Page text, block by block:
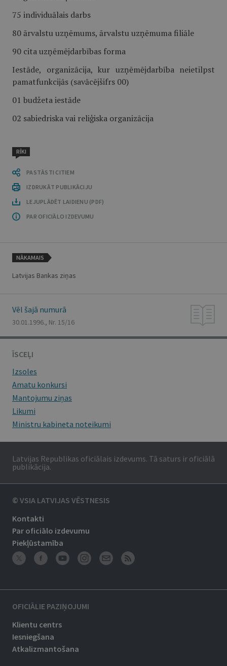
75 individuālais darbs
80 ārvalstu uzņēmums, ārvalstu uzņēmuma filiāle
90 cita uzņēmējdarbības forma
Iestāde, organizācija, kur uzņēmējdarbība neietilpst
pamatfunkcijās (savācējšifrs 00)
01 budžeta iestāde
02 sabiedriska vai reliģiska organizācija
RĪKI
PASTĀSTI CITIEM
IZDRUKĀT PUBLIKĀCIJU
LEJUPLĀDĒT LAIDIENU (PDF)
PAR OFICIĀLO IZDEVUMU
NĀKAMAIS
Latvijas Bankas ziņas
Vēl šajā numurā
30.01.1996., Nr. 15/16
ĪSCEĻI
Izsoles
Amatu konkursi
Mantojumu ziņas
Likumi
Ministru kabineta noteikumi
Latvijas Republikas oficiālais izdevums. Tā saturs ir oficiālā
publikācija.
© VSIA LATVIJAS VĒSTNESIS
Kontakti
Par oficiālo izdevumu
Piekļūstamība
OFICIĀLIE PAZIŅOJUMI
Klientu centrs
Iesniegšana
Atkalizmantošana